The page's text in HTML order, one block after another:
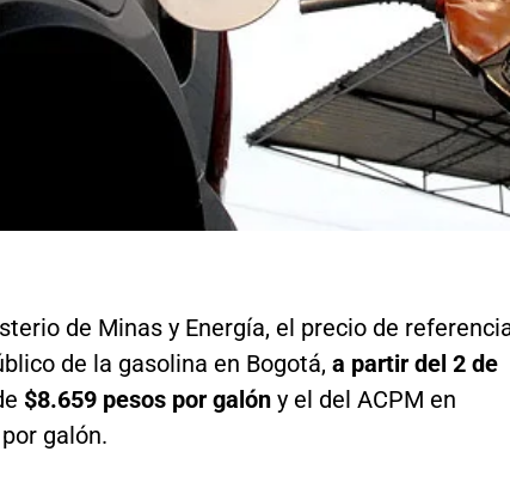
de Minas y Energía, el precio de
de la gasolina en Bogotá, a partir del 2 de
$8.659 pesos por galóny el del ACPM en
galón.